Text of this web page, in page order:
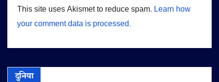
This site uses Akismet to reduce spam. Learn how
your comment data is processed.
दुनिया